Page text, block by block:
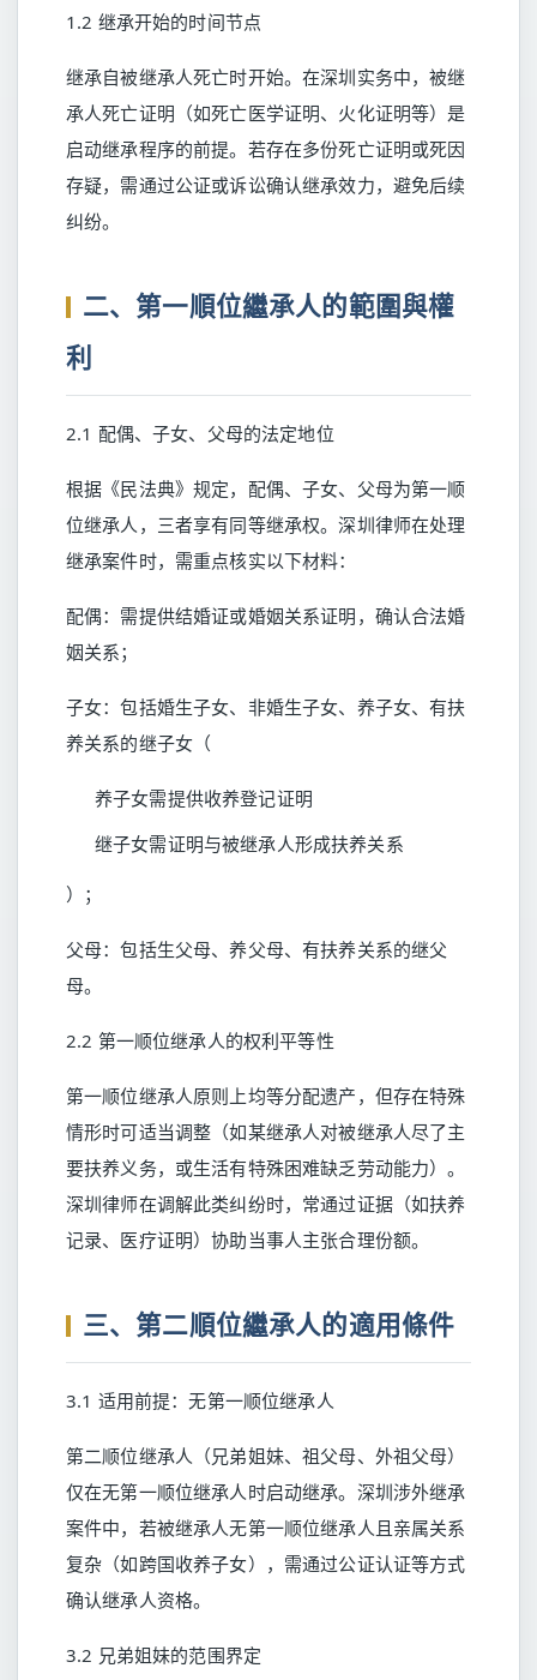
1.2 继承开始的时间节点
继承自被继承人死亡时开始。在深圳实务中，被继
承人死亡证明（如死亡医学证明、火化证明等）是
启动继承程序的前提。若存在多份死亡证明或死因
存疑，需通过公证或诉讼确认继承效力，避免后续
纠纷。
二、第一順位繼承人的範圍與權
利
2.1 配偶、子女、父母的法定地位
根据《民法典》规定，配偶、子女、父母为第一顺
位继承人，三者享有同等继承权。深圳律师在处理
继承案件时，需重点核实以下材料：
配偶：需提供结婚证或婚姻关系证明，确认合法婚
姻关系；
子女：包括婚生子女、非婚生子女、养子女、有扶
养关系的继子女（
养子女需提供收养登记证明
继子女需证明与被继承人形成扶养关系
）；
父母：包括生父母、养父母、有扶养关系的继父
母。
2.2 第一顺位继承人的权利平等性
第一顺位继承人原则上均等分配遗产，但存在特殊
情形时可适当调整（如某继承人对被继承人尽了主
要扶养义务，或生活有特殊困难缺乏劳动能力）。
深圳律师在调解此类纠纷时，常通过证据（如扶养
记录、医疗证明）协助当事人主张合理份额。
三、第二順位繼承人的適用條件
3.1 适用前提：无第一顺位继承人
第二顺位继承人（兄弟姐妹、祖父母、外祖父母）
仅在无第一顺位继承人时启动继承。深圳涉外继承
案件中，若被继承人无第一顺位继承人且亲属关系
复杂（如跨国收养子女），需通过公证认证等方式
确认继承人资格。
3.2 兄弟姐妹的范围界定